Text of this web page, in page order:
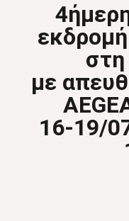
Απευθείας απο
με
16-19/